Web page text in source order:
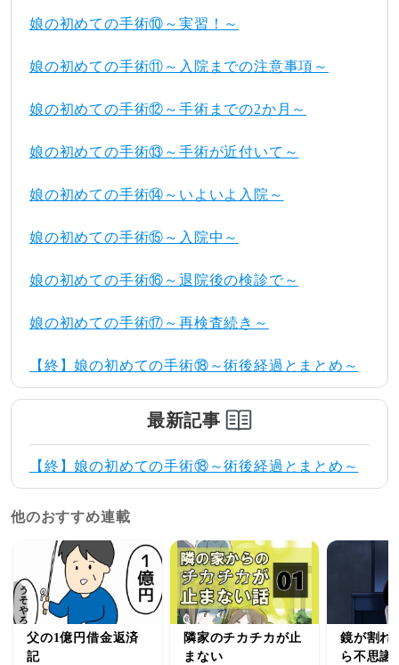
娘の初めての手術⑩～実習！～
娘の初めての手術⑪～入院までの注意事項～
娘の初めての手術⑫～手術までの2か月～
娘の初めての手術⑬～手術が近付いて～
娘の初めての手術⑭～いよいよ入院～
娘の初めての手術⑮～入院中～
娘の初めての手術⑯～退院後の検診で～
娘の初めての手術⑰～再検査続き～
【終】娘の初めての手術⑱～術後経過とまとめ～
最新記事
【終】娘の初めての手術⑱～術後経過とまとめ～
他のおすすめ連載
父の1億円借金返済
記
隣家のチカチカが止
まない
鏡が割れ
ら不思議